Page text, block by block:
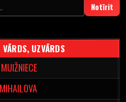
Notīrit
VĀRDS, UZVĀRDS